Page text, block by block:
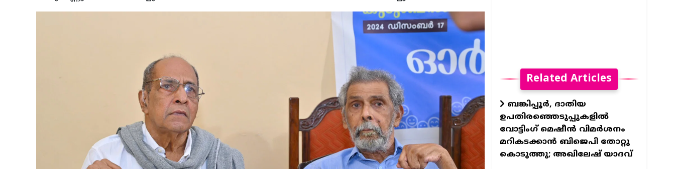
Related Articles
ബങ്കിപ്പൂർ, ദാതിയ
ഉപതിരഞ്ഞെടുപ്പുകളിൽ
വോട്ടിംഗ് മെഷീൻ വിമർശനം
മറികടക്കാൻ ബിജെപി തോറ്റു
കൊടുത്തു; അഖിലേഷ് യാദവ്